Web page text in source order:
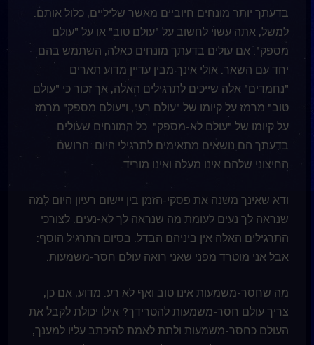
בדעתך יותר מונחים חיוביים מאשר שליליים, כלול אותם.
למשל, אתה עשוי לחשוב על "עולם טוב" או על "עולם
מספק". אם עולים בדעתך מונחים כאלה, השתמש בהם
יחד עם השאר. אולי אינך מבין עדיין מדוע תארים
"נחמדים" אלה שייכים לתרגילים האלה, אך זכור כי "עולם
טוב" מרמז על קיומו של "עולם רע", ו"עולם מספק" מרמז
על קיומו של "עולם לא-מספק". כל המונחים שעולים
בדעתך הם נושאים מתאימים לתרגילי היום. הרושם
החיצוני שלהם אינו מעלה ואינו מוריד.
ודא שאינך משנה את פסקי-הזמן בין יישום רעיון היום לְמה
שנראה לך נעים לעומת מה שנראה לך לא-נעים. לצורכי
התרגילים האלה אין ביניהם הבדל. בסיום התרגיל הוסף:
אבל אני מוטרד מפני שאני רואה עולם חסר-משמעות.
מה שחסר-משמעות אינו טוב ואף לא רע. מדוע, אם כן,
צריך עולם חסר-משמעות להטרידך? אילו יכולת לקבל את
העולם כחסר-משמעות ולתת לאמת להיכתב עליו למענך,